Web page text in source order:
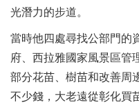
光潛力的步道。
當時他四處尋找公部門的
府、西拉雅國家風景區
部分花苗、樹苗和改善周
不少錢，大老遠從彰化買